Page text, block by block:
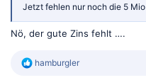
Jetzt fehlen nur noch die 5 Mio
Nö, der gute Zins fehlt ….
R
hamburgler